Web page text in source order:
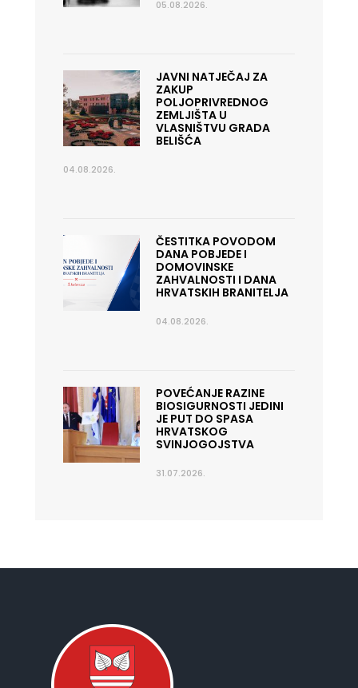
05.08.2026.
JAVNI NATJEČAJ ZA
ZAKUP
POLJOPRIVREDNOG
ZEMLJIŠTA U
VLASNIŠTVU GRADA
BELIŠĆA
04.08.2026.
ČESTITKA POVODOM
DANA POBJEDE I
DOMOVINSKE
ZAHVALNOSTI I DANA
HRVATSKIH BRANITELJA
04.08.2026.
POVEĆANJE RAZINE
BIOSIGURNOSTI JEDINI
JE PUT DO SPASA
HRVATSKOG
SVINJOGOJSTVA
31.07.2026.